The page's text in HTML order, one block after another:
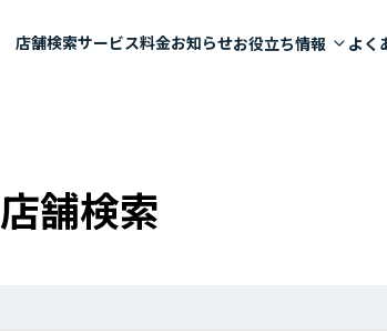
店舗検索サービス料金お知らせお役立ち情報 よく
店舗検索